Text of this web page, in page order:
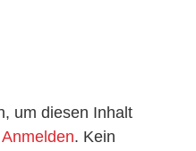
um diesen Inhalt
Anmelden. Kein